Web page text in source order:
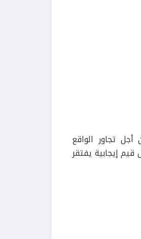
تجاور الواقع
إيجابية يفتقر